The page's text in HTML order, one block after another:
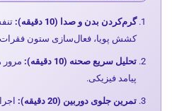
گرم‌کردن بدن و صدا (10 دقیقه):
کشش پویا، فعال‌سازی ستون
تحلیل سریع صحنه (10 دقیقه):
پیامد فیزیکی.
تمرین جلوی دوربین (20 دقیقه):